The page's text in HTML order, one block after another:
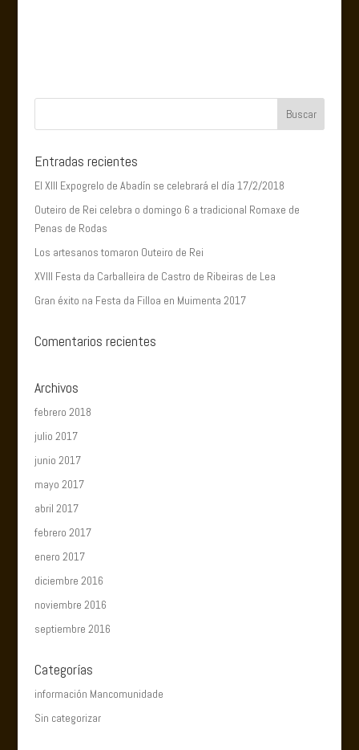
Entradas recientes
El XIII Expogrelo de Abadín se celebrará el día 17/2/2018
Outeiro de Rei celebra o domingo 6 a tradicional Romaxe de
Penas de Rodas
Los artesanos tomaron Outeiro de Rei
XVIII Festa da Carballeira de Castro de Ribeiras de Lea
Gran éxito na Festa da Filloa en Muimenta 2017
Comentarios recientes
Archivos
febrero 2018
julio 2017
junio 2017
mayo 2017
abril 2017
febrero 2017
enero 2017
diciembre 2016
noviembre 2016
septiembre 2016
Categorías
información Mancomunidade
Sin categorizar